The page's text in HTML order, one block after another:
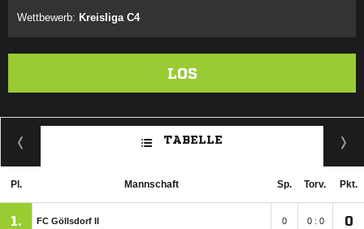
Wettbewerb: Kreisliga C4
LOS
TABELLE
Pl. Mannschaft Sp. Torv. Pkt.
1. FC Göllsdorf II 0 0 : 0 0